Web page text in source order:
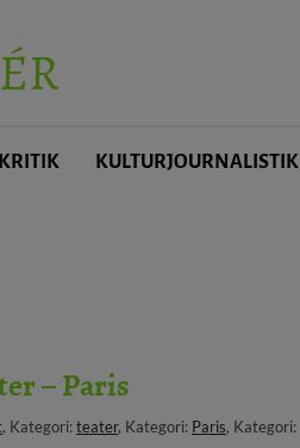
KULTURJOURNALISTIK
– Paris
, Kategori:teater, Kategori: Paris, Kategori: